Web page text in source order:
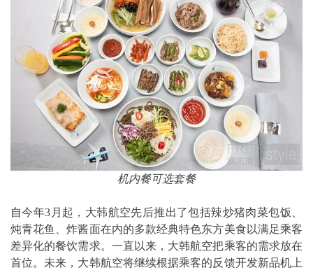
机内餐可选套餐
自今年3月起，大韩航空先后推出了包括辣炒猪肉菜包饭、
炖青花鱼、炸酱面在内的多款经典特色东方美食以满足乘客
差异化的餐饮需求。一直以来，大韩航空把乘客的需求放在
首位。未来，大韩航空将继续根据乘客的反馈开发新品机上